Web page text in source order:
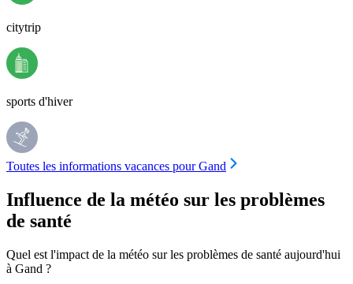
citytrip
sports d'hiver
Toutes les informations vacances pour Gand
Influence de la météo sur les problèmes
de santé
Quel est l'impact de la météo sur les problèmes de santé aujourd'hui
à Gand ?